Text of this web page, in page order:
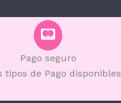
Pago seguro
tipos de Pago disponibles